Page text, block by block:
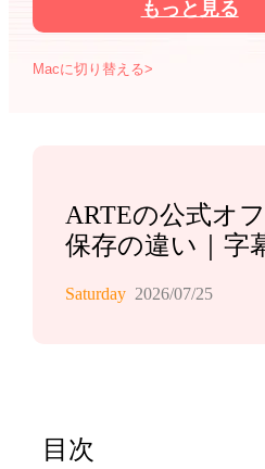
もっと見る
Macに切り替える>
ARTEの公式オ
保存の違い｜字
Saturday 2026/07/25
目次